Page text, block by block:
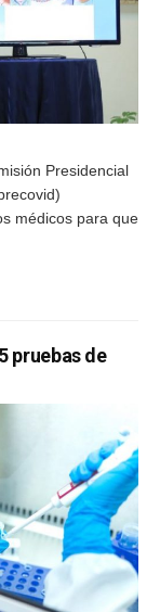
Presidencial
médicos para que
pruebas de